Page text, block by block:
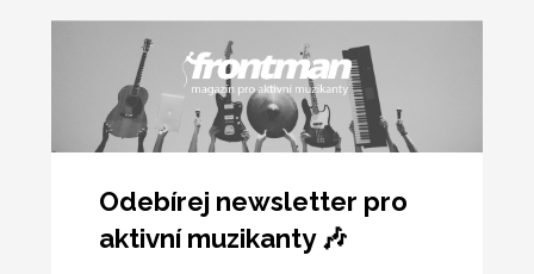
Odebírej newsletter pro
aktivní muzikanty 🎶